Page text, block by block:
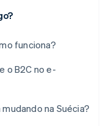
funciona?
o B2C no e-
na Suécia?